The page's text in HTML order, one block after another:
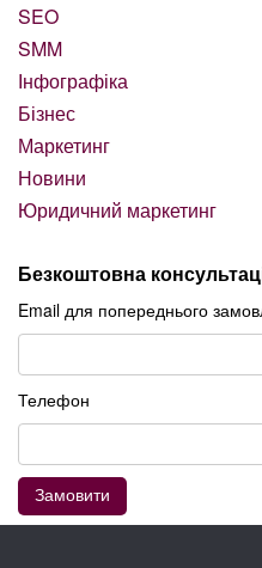
SEO
SMM
Інфографіка
Бізнес
Маркетинг
Новини
Юридичний маркетинг
Безкоштовна
Email для попереднього
Телефон